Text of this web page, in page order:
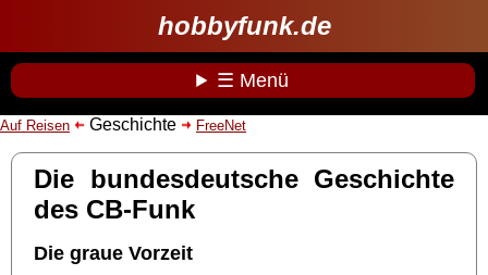
hobbyfunk.de
☰ Menü
Auf Reisen Geschichte FreeNet
Die bundesdeutsche Geschichte
des CB-Funk
Die graue Vorzeit